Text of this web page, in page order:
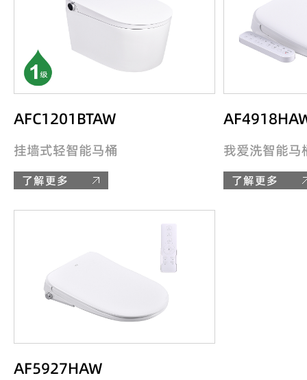
AFC1201BTAW
挂墙式轻智能马桶
了解更多
我爱洗智能马
了解更多
AF5927HAW